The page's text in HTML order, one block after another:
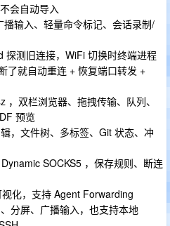
会自动导入
输入、轻量命令标记、会话录制/
探测旧连接，WiFi 切换时终端进程
了就自动重连 + 恢复端口转发 +
，双栏浏览器、拖拽传输、队列、
预览
，文件树、多标签、Git 状态、冲
SOCKS5 ，保存规则、断连
视化，支持 Agent Forwarding
分屏、广播输入，也支持本地